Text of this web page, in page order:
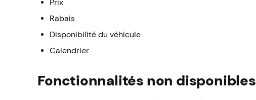
Prix
Rabais
Disponibilité du véhicule
Calendrier
Fonctionnalités non disponibles